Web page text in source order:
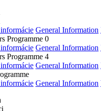
General Information
Programme 0
General Information
Programme 4
General Information
General Information